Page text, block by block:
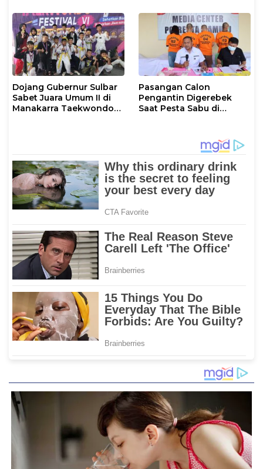
Ketahanan Ekonomi
Nasional
Tumbuh Generasi
Penjaga Pesisir
Dojang Gubernur Sulbar
Sabet Juara Umum II di
Manakarra Taekwondo
Pasangan Calon
Pengantin Digerebek
Saat Pesta Sabu di